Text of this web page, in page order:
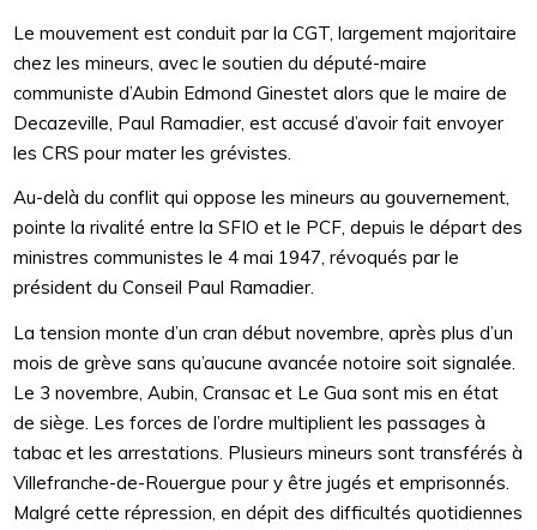
Le mouvement est conduit par la CGT, largement majoritaire
chez les mineurs, avec le soutien du député-maire
communiste d’Aubin Edmond Ginestet alors que le maire de
Decazeville, Paul Ramadier, est accusé d’avoir fait envoyer
les CRS pour mater les grévistes.
Au-delà du conflit qui oppose les mineurs au gouvernement,
pointe la rivalité entre la SFIO et le PCF, depuis le départ des
ministres communistes le 4 mai 1947, révoqués par le
président du Conseil Paul Ramadier.
La tension monte d’un cran début novembre, après plus d’un
mois de grève sans qu’aucune avancée notoire soit signalée.
Le 3 novembre, Aubin, Cransac et Le Gua sont mis en état
de siège. Les forces de l’ordre multiplient les passages à
tabac et les arrestations. Plusieurs mineurs sont transférés à
Villefranche-de-Rouergue pour y être jugés et emprisonnés.
Malgré cette répression, en dépit des difficultés quotidiennes